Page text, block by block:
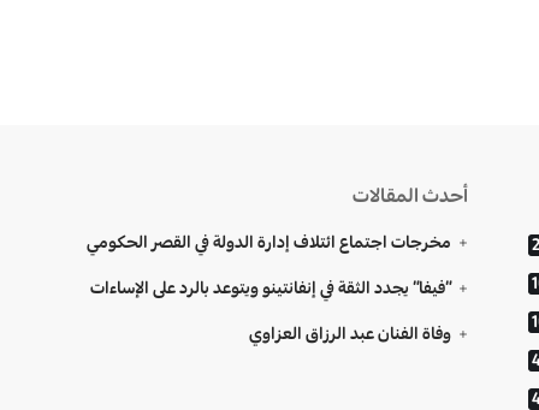
أحدث المقالات
مخرجات اجتماع ائتلاف إدارة الدولة في القصر الحكومي
“فيفا” يجدد الثقة في إنفانتينو ويتوعد بالرد على الإساءات
وفاة الفنان عبد الرزاق العزاوي